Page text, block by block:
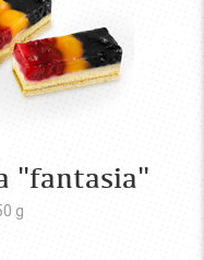
"fantasia"
g